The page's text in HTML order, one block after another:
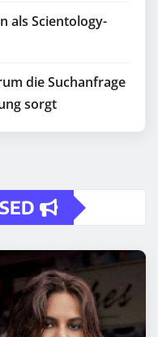
als Scientology-
die Suchanfrage
sorgt